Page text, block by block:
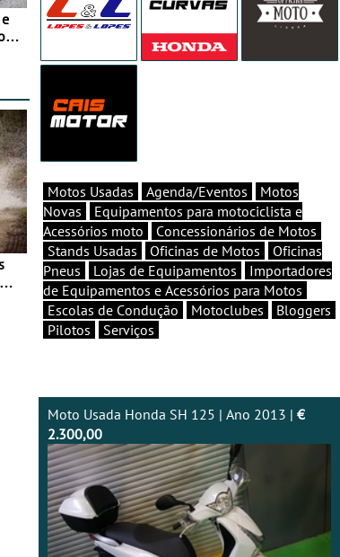
Motos Usadas Agenda/Eventos
Motos
Novas
Equipamentos para motociclista e
Acessórios moto
Concessionários de Motos
Stands Usadas
Oficinas de Motos
Oficinas
Pneus
Lojas de Equipamentos
Importadores
de Equipamentos e Acessórios para Motos
Escolas de Condução
Motoclubes
Bloggers
Pilotos
Serviços
Moto Usada Honda SH 125 | Ano 2013 | €
2.300,00